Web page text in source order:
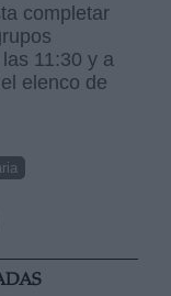
completar
11:30 y a
elenco de